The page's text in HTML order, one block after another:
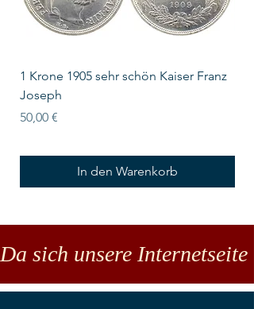
1 Krone 1905 sehr schön Kaiser Franz
Joseph
Preis
50,00 €
In den Warenkorb
Da sich unsere